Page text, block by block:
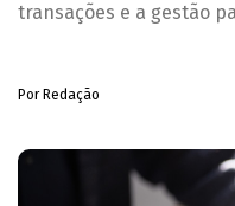
transações e a gestão
Por Redação